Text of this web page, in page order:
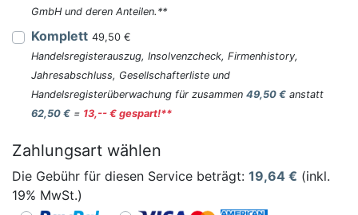
GmbH und deren Anteilen.**
Komplett 49,50 €
Handelsregisterauszug, Insolvenzcheck, Firmenhistory,
Jahresabschluss, Gesellschafterliste und
Handelsregisterüberwachung für zusammen 49,50 € anstatt
62,50 € = 13,-- € gespart!**
Zahlungsart wählen
Die Gebühr für diesen Service beträgt: 19,64 € (inkl.
19% MwSt.)